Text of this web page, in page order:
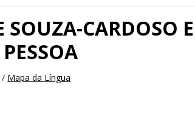
CARDOSO E
/ Mapa da Língua